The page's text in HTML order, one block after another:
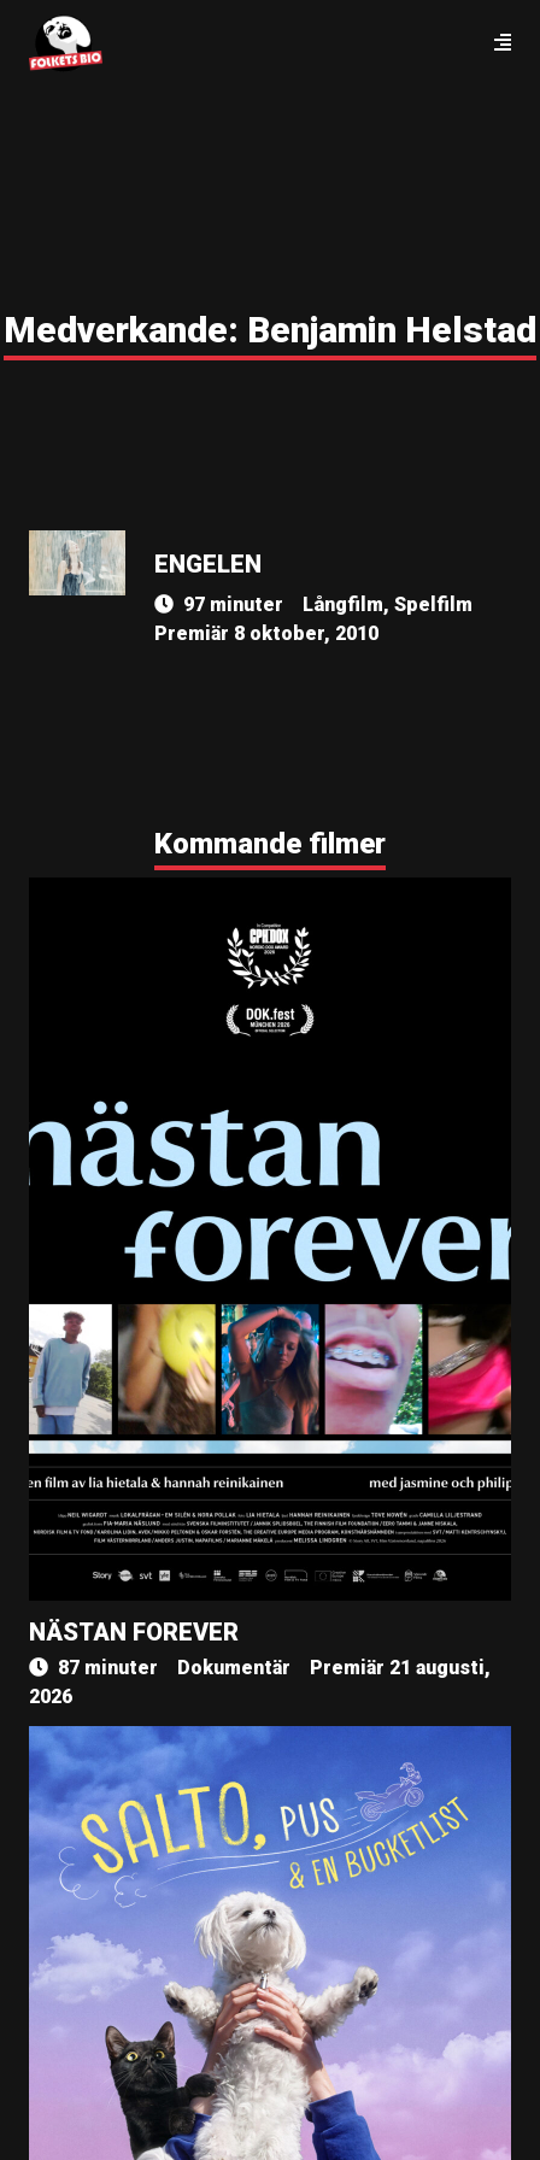
Medverkande: Benjamin Helstad
ENGELEN
97 minuter
Långfilm, Spelfilm
Premiär 8 oktober, 2010
Kommande filmer
NÄSTAN FOREVER
87 minuter Dokumentär
Premiär 21 augusti,
2026